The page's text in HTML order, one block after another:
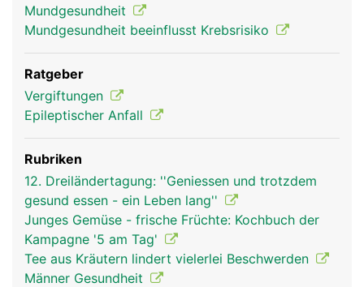
Mundgesundheit
Mundgesundheit beeinflusst Krebsrisiko
Ratgeber
Vergiftungen
Epileptischer Anfall
Rubriken
12. Dreiländertagung: ''Geniessen und trotzdem
gesund essen - ein Leben lang''
Junges Gemüse - frische Früchte: Kochbuch der
Kampagne '5 am Tag'
Tee aus Kräutern lindert vielerlei Beschwerden
Männer Gesundheit